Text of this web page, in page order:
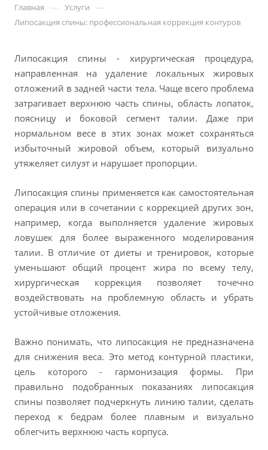
Запишитесь на консультацию
Наши специалисты
Сертификаты и дипломы
ЗАПИСАТЬСЯ
Главная — Услуги —
Липосакция спины: профессиональная коррекция контуров
Липосакция спины - хирургическая процедура,
направленная на удаление локальных жировых
отложений в задней части тела. Чаще всего проблема
затрагивает верхнюю часть спины, область лопаток,
поясницу и боковой сегмент талии. Даже при
нормальном весе в этих зонах может сохраняться
избыточный жировой объем, который визуально
утяжеляет силуэт и нарушает пропорции.
Липосакция спины применяется как самостоятельная
операция или в сочетании с коррекцией других зон,
например, когда выполняется удаление жировых
ловушек для более выраженного моделирования
талии. В отличие от диеты и тренировок, которые
уменьшают общий процент жира по всему телу,
хирургическая коррекция позволяет точечно
воздействовать на проблемную область и убрать
устойчивые отложения.
Важно понимать, что липосакция не предназначена
для снижения веса. Это метод контурной пластики,
цель которого - гармонизация формы. При
правильно подобранных показаниях липосакция
спины позволяет подчеркнуть линию талии, сделать
переход к бедрам более плавным и визуально
облегчить верхнюю часть корпуса.